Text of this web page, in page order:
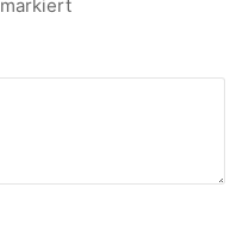
markiert